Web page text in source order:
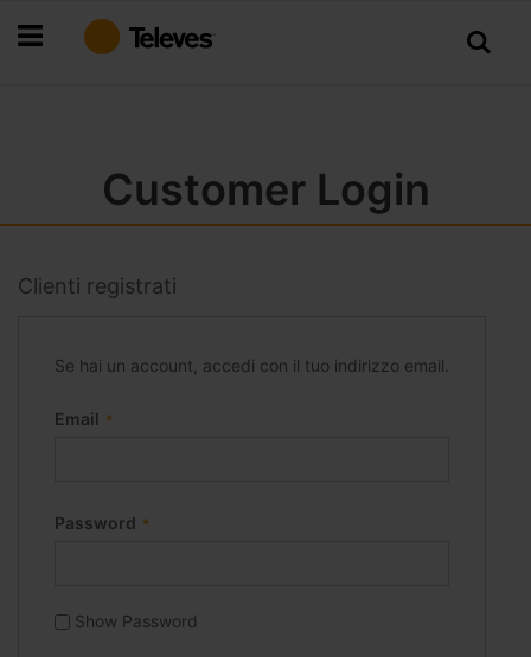
al
Customer Login
Clienti registrati
Se hai un account, accedi con il tuo indirizzo email.
Email
Password
Show Password